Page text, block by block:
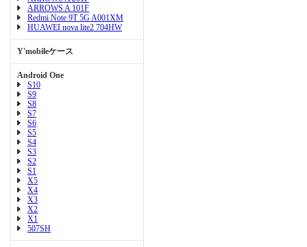
ARROWS A 101F
Redmi Note 9T 5G A001XM
HUAWEI nova lite2 704HW
Y'mobileケース
Android One
S10
S9
S8
S7
S6
S5
S4
S3
S2
S1
X5
X4
X3
X2
X1
507SH